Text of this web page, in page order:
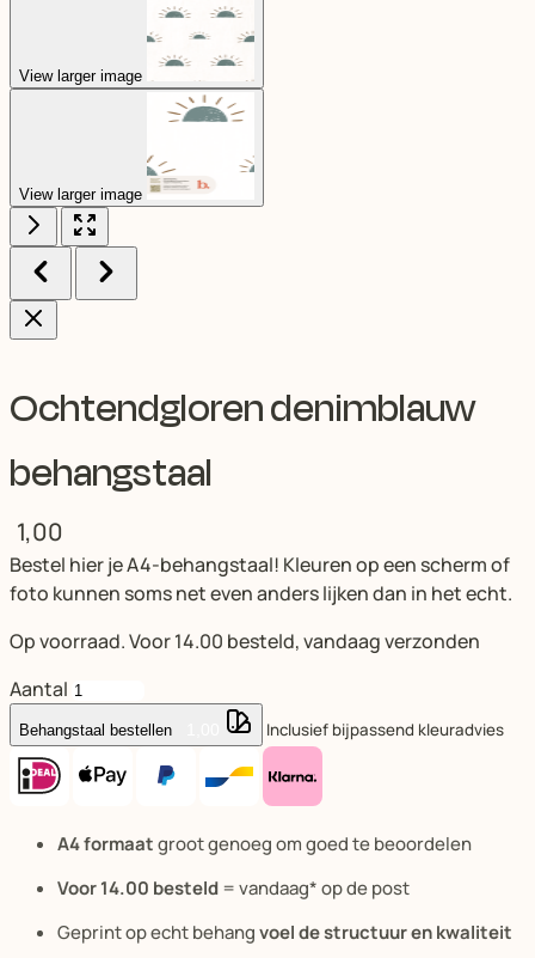
View larger image
View larger image
Ochtendgloren denimblauw
behangstaal
1,00
Bestel hier je A4-behangstaal! Kleuren op een scherm of
foto kunnen soms net even anders lijken dan in het echt.
Op voorraad. Voor 14.00 besteld, vandaag verzonden
Aantal
Behangstaal bestellen Inclusief bijpassend kleuradvies
A4 formaatgroot genoeg om goed te beoordelen
Voor 14.00 besteld= vandaag* op de post
Geprint op echt behangvoel de structuur en kwaliteit